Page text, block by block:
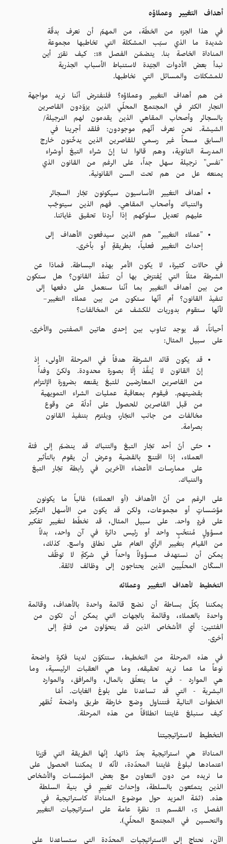
أهداف التغيير وعملاؤه
في هذا الجزء من الخطّة، من المهمّ أن نعرف بدقّة
شديدة ما الذي سبّب المشكلة التي تخاطبها مجموعة
المناداة الخاصة بنا. يتضمّن الفصل 18: كيف نقرّر أين
نبدأ بعض الأدوات الجيّدة لاستنباط الأسباب الجذرية
للمشكلات والمسائل التي نخاطبها.
مَن هم أهداف التغيير وعملاؤه؟ فلنفترض أنّنا نريد مواجهة
التجار الكثر في المجتمع المحلّي الذين يزوّدون القاصرين
بالسجائر وأصحاب المقاهي الذين يقدمون لهم النرجيلة/
الشيشة. نحن نعرف أنّهم موجودون: فلقد أجرينا في
السابق مسحاً غير رسمي للقاصرين الذين يدخّنون خارج
المدرسة الثانوية، وهم قالوا لنا إنّ شراء التبغ أوشراء
"نفس" نرجيلة سهل جداً، على الرغم من القانون الذي
يمنعه عل من هم تحت السن القانونية.
أهداف التغيير الأساسيون سيكونون تجّار السجائر
والتنباك وأصحاب المقاهي. فهم الذين سيتوجّب
عليهم تعديل سلوكهم إذا أردنا تحقيق غاياتنا.
"عملاء التغيير" هم الذين سيدفعون الأهداف إلى
إحداث التغيير فعلياً، بطريقةٍ أو بأخرى.
في حالات كثيرة، لا يكون الأمر بهذه البساطة. فماذا عن
الشرطة مثلاً التي يُفترَض بها أن تنفّذ القانون؟ هل ستكون
من بين أهداف التغيير بما أنّنا سنعمل على دفعها إلى
تنفيذ القانون؟ أم أنّها ستكون من بين عملاء التغيير–
لأنّها ستقوم بدوريات للكشف عن المخالفات؟
أحياناً، قد يوجد تناوب بين إحدى هاتين الصفتين والأخرى.
على سبيل المثال:
قد يكون قائد الشرطة هدفاً في المرحلة الأولى، إذ
إنّ القانون لا يُنفَّذ إلّا بصورة محدودة. ولكنّ وفداً
من القاصرين المعارضين للتبغ يقنعه بضرورة الإلتزام
بقضيتهم. فيقوم بمعاقبة عمليات الشراء التمويهية
من قبل القاصرين للحصول على أدلّة عن وقوع
مخالفات من جانب التجّار، ويلتزم بتنفيذ القانون
بصرامة.
حتّى أنّ أحد تجّار التبغ والتنباك قد ينضمّ إلى فئة
العملاء، إذا اقتنع بالقضية وعرض أن يقوم بالتأثير
على ممارسات الأعضاء الآخرين في رابطة تجّار التبغ
والتنباك.
على الرغم من أنّ الأهداف (أو العملاء) غالباً ما يكونون
مؤسّساتٍ أو مجموعات، ولكن قد يكون من الأسهل التركيز
على فردٍ واحد. على سبيل المثال، قد نخطّط لتغيير تفكير
مسؤولٍ مُنتخَبٍ واحد أو رئيس دائرة في آن واحد، بدلاً
من القيام بتغيير الرأي العام على نطاق واسع. كذلك،
يمكن أن نستهدف مسؤولاً واحداً في شركةٍ لا توظّف
السكّان المحلّيين الذين يحتاجون إلى وظائف لائقة.
التخطيط لأهداف التغيير وعملائه
يمكننا بكلّ بساطة أن نضع قائمة واحدة بالأهداف، وقائمة
واحدة بالعملاء، وقائمة بالجهات التي يمكن أن تكون من
الفئتين: أي الأشخاص الذين قد يتحوّلون من فئةٍ إلى
أخرى.
في هذه المرحلة من التخطيط، ستتكوّن لدينا فكرة واضحة
نوعاً ما عما نريد تحقيقه، وما هي العقبات الرئيسية، وما
هي الموارد - في ما يتعلّق بالمال، والمرافق، والموارد
البشرية - التي قد تساعدنا على بلوغ الغايات. أمّا
الخطوات التالية فتتناول وضع خارطة طريق واضحة تُظهر
كيف سنبلغ غايتنا انطلاقاً من هذه المرحلة.
التخطيط لاستراتيجيتنا
المناداة هي استراتيجية بحدّ ذاتها. إنّها الطريقة التي قرّرنا
اعتمادها لبلوغ غايتنا المحدّدة، لأنّه لا يمكننا الحصول على
ما نريده من دون التعاون مع بعض المؤسّسات والأشخاص
الذين يتمتّعون بالسلطة، وإحداث تغييرٍ في بنية السلطة
هذه. (ثمّة المزيد حول موضوع المناداة كاستراتيجية في
الفصل 5، القسم 1: نظرة عامة على استراتيجيات التغيير
والتحسين في المجتمع المحلّي).
الآن، نحتاج إلى الاستراتيجيات المحدّدة التي ستساعدنا على